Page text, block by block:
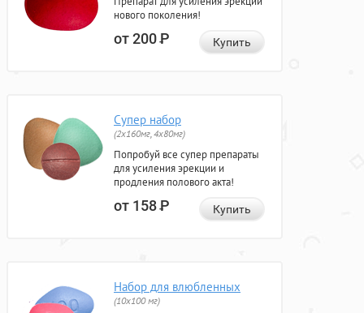
нового поколения!
от 200Р Купить
Супер набор
(2х160мг, 4х80мг)
Попробуй все супер препараты
для усиления эрекции и
продления полового акта!
от 158Р Купить
Набор для влюбленных
(10х100 мг)